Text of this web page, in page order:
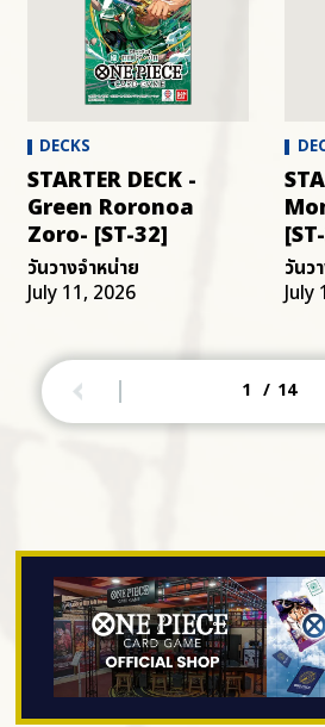
DECKS
STARTER DECK -
Green Roronoa
Zoro- [ST-32]
วันวางจำหน่าย
July 11, 2026
วันว
July
1 / 14